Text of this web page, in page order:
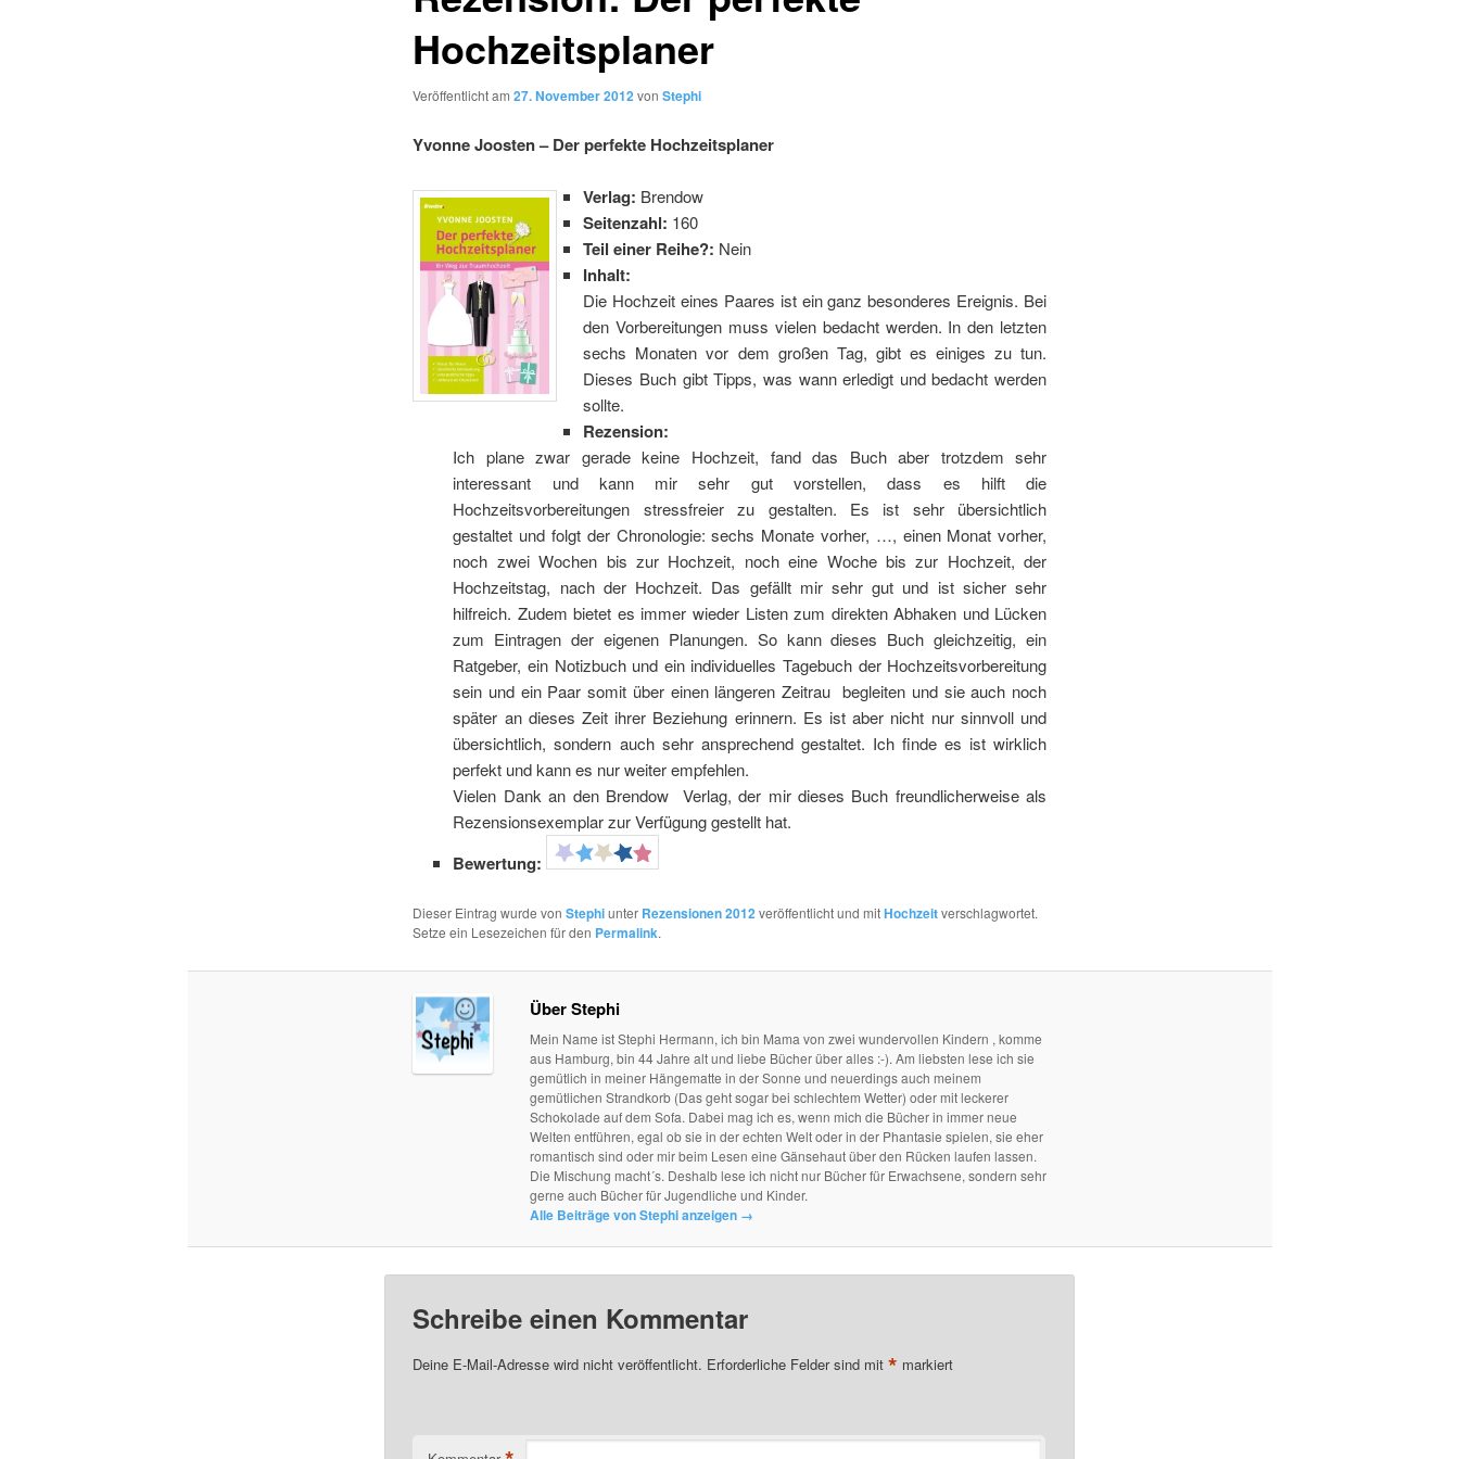
Hochzeitsplaner
Veröffentlicht am 27. November 2012von Stephi
Yvonne Joosten – Der perfekte Hochzeitsplaner
Verlag: Brendow
Seitenzahl: 160
Teil einer Reihe?: Nein
Inhalt:
Die Hochzeit eines Paares ist ein ganz besonderes Ereignis. Bei
den Vorbereitungen muss vielen bedacht werden. In den letzten
sechs Monaten vor dem großen Tag, gibt es einiges zu tun.
Dieses Buch gibt Tipps, was wann erledigt und bedacht werden
sollte.
Rezension:
Ich plane zwar gerade keine Hochzeit, fand das Buch aber trotzdem sehr
interessant und kann mir sehr gut vorstellen, dass es hilft die
Hochzeitsvorbereitungen stressfreier zu gestalten. Es ist sehr übersichtlich
gestaltet und folgt der Chronologie: sechs Monate vorher, …, einen Monat vorher,
noch zwei Wochen bis zur Hochzeit, noch eine Woche bis zur Hochzeit, der
Hochzeitstag, nach der Hochzeit. Das gefällt mir sehr gut und ist sicher sehr
hilfreich. Zudem bietet es immer wieder Listen zum direkten Abhaken und Lücken
zum Eintragen der eigenen Planungen. So kann dieses Buch gleichzeitig, ein
Ratgeber, ein Notizbuch und ein individuelles Tagebuch der Hochzeitsvorbereitung
sein und ein Paar somit über einen längeren Zeitrau begleiten und sie auch noch
später an dieses Zeit ihrer Beziehung erinnern. Es ist aber nicht nur sinnvoll und
übersichtlich, sondern auch sehr ansprechend gestaltet. Ich finde es ist wirklich
perfekt und kann es nur weiter empfehlen.
Vielen Dank an den Brendow Verlag, der mir dieses Buch freundlicherweise als
Rezensionsexemplar zur Verfügung gestellt hat.
Bewertung:
Dieser Eintrag wurde von Stephiunter Rezensionen 2012veröffentlicht und mitHochzeitverschlagwortet.
Setze ein Lesezeichen für den Permalink.
Über Stephi
Mein Name ist Stephi Hermann, ich bin Mama von zwei wundervollen Kindern , komme
aus Hamburg, bin 44 Jahre alt und liebe Bücher über alles :-). Am liebsten lese ich sie
gemütlich in meiner Hängematte in der Sonne und neuerdings auch meinem
gemütlichen Strandkorb (Das geht sogar bei schlechtem Wetter) oder mit leckerer
Schokolade auf dem Sofa. Dabei mag ich es, wenn mich die Bücher in immer neue
Welten entführen, egal ob sie in der echten Welt oder in der Phantasie spielen, sie eher
romantisch sind oder mir beim Lesen eine Gänsehaut über den Rücken laufen lassen.
Die Mischung macht´s. Deshalb lese ich nicht nur Bücher für Erwachsene, sondern sehr
gerne auch Bücher für Jugendliche und Kinder.
Alle Beiträge von Stephi anzeigen →
Schreibe einen Kommentar
Deine E-Mail-Adresse wird nicht veröffentlicht. Erforderliche Felder sind mit * markiert